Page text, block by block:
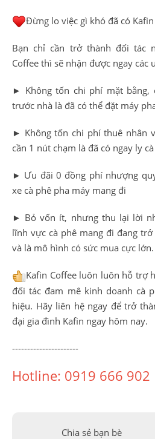
Đừng lo việc gì khó đã có
Bạn chỉ cần trở thành đối tác
Coffee thì sẽ nhận được ngay các
► Không tốn chi phí mặt bằng,
trước nhà là đã có thể đặt máy
► Không tốn chi phí thuê nhân
cần 1 nút chạm là đã có ngay ly
► Ưu đãi 0 đồng phí nhượng
xe cà phê pha máy mang đi
► Bỏ vốn ít, nhưng thu lại lời
lĩnh vực cà phê mang đi đang
và là mô hình có sức mua cực lớn.
Kafin Coffee luôn luôn hỗ trợ
đối tác đam mê kinh doanh cà
hiệu. Hãy liên hệ ngay để trở
đại gia đình Kafin ngay hôm nay.
----------------------
Hotline: 0919 666 902
Chia sẻ bạn bè